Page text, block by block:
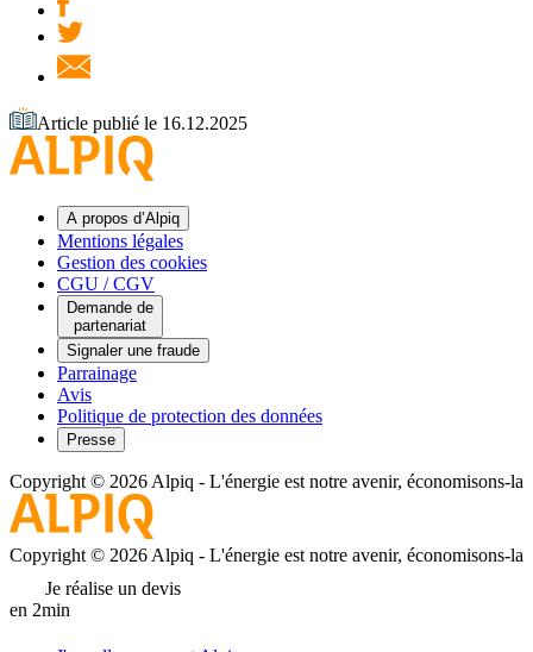
Article publié le 16.12.2025
A propos d’Alpiq
Mentions légales
Gestion des cookies
CGU / CGV
Demande de
partenariat
Signaler une fraude
Parrainage
Avis
Politique de protection des données
Presse
Copyright © 2026 Alpiq - L'énergie est notre avenir, économisons-la
Copyright © 2026 Alpiq - L'énergie est notre avenir, économisons-la
Je réalise un devis
en 2min